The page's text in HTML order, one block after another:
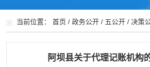
当前位置：首页 /政务公开 / 五公开 / 决策
阿坝县关于代理记账机构